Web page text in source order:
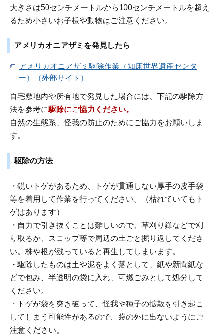
大きさは50センチメートルから100センチメートルを超え
るため小さいお子様や動物はご注意ください。
アメリカオニアザミを発見したら
アメリカオニアザミ駆除作業（知床世界遺産センタ
ー）（外部サイト）
自宅敷地内や所有地で発見した場合には、下記の駆除方
法を参考に駆除にご協力ください。
自然の生態系、怪我の防止のためにご協力をお願いしま
す。
駆除の方法
・鋭いトゲがあるため、トゲが貫通しない厚手の皮手袋
等を着用して作業を行ってください。（枯れていてもト
ゲはあります）
・自力で引き抜くことは難しいので、草刈り鎌などで刈
り取るか、スコップ等で周辺の土ごと掘り返してくださ
い。株や根が残っていると再生してしまいます。
・駆除したものは土や泥をよく落として、紙や新聞紙な
どで包み、半透明の袋に入れ、可燃ごみとして処分して
ください。
・トゲが袋を突き破って、怪我や種子の拡散を引き起こ
してしまう可能性があるので、袋の外に出ないようにご
注意ください。